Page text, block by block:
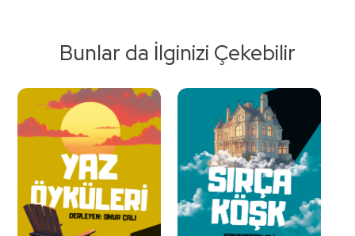
Detaylı
İncele
Bunlar da İlginizi Çekebilir